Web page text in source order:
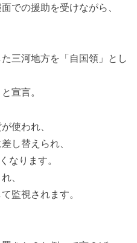
での援助を受けながら、
三河地方を「自国領」とし
宣言。
使われ、
し替えられ、
なります。
、
監視されます。